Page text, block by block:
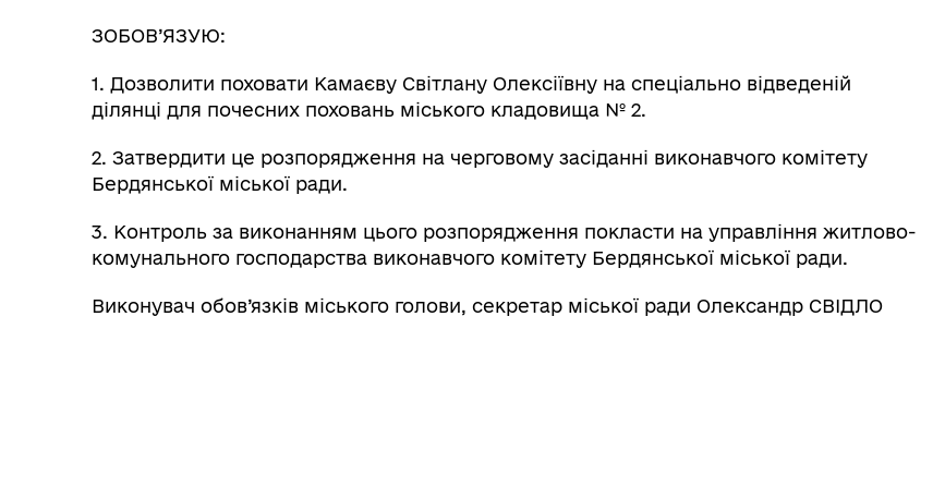
ЗОБОВ’ЯЗУЮ:
1. Дозволити поховати Камаєву Світлану Олексіївну на спеціально відведеній
ділянці для почесних поховань міського кладовища № 2.
2. Затвердити це розпорядження на черговому засіданні виконавчого комітету
Бердянської міської ради.
3. Контроль за виконанням цього розпорядження покласти на управління житлово-
комунального господарства виконавчого комітету Бердянської міської ради.
Виконувач обов’язків міського голови, секретар міської ради Олександр СВІДЛО